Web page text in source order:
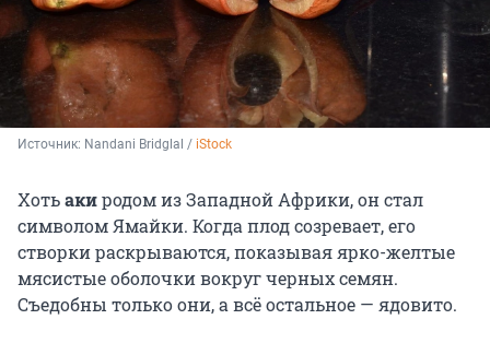
Источник: Nandani Bridglal / iStock
Хотьакиродом из Западной Африки, он стал
символом Ямайки. Когда плод созревает, его
створки раскрываются, показывая ярко-желтые
мясистые оболочки вокруг черных семян.
Съедобны только они, а всё остальное — ядовито.